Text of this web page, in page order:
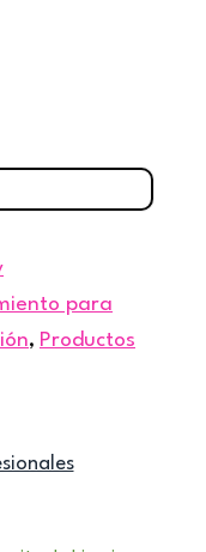
para
, Productos